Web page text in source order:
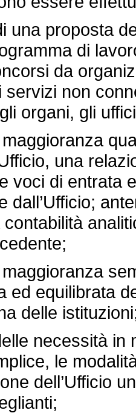
proposta
di
da
servizi non
organi, gli
una
voci di entrata
dall’Ufficio;
ed equilibrata
delle
necessità in
le
dell’Ufficio